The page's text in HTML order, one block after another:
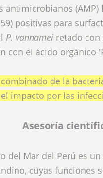
positivas para
P. vannamei retado con
con el ácido orgánico
de la
impacto por las
Asesoría
del Mar del Perú es
cuyas